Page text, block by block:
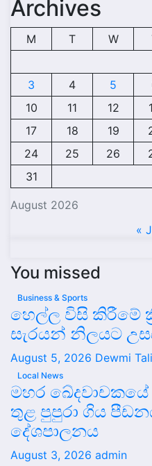
Archives
August 2026
M T W
3
4 5
10
11 12
17
18 19
24
25 26
31
«
You missed
Business & Sports
හෙල්ල විසි කිරීමේ
සැරයන් නිලයට
August 5, 2026 Dewmi
Local News
මහර ඛේදවාචකයේ
තුළ පුපුරා ගිය
දේශපාලනය
August 3, 2026 admin